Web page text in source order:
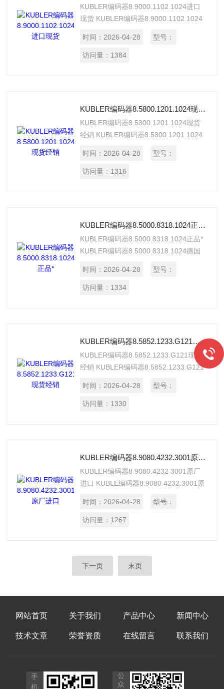
KUBLER编码器8.9000.1102.1024进口
现货 KUBLER编码器8.9000.1102.1024
品，有原厂出库单，提供报关单。
时间： 2026-04-28 型号：
访问量： 1384
KUBLER编码器8.5800.1201.1024现货经销
KUBLER编码器8.5800.1201.1024现货
经销 KUBLER编码器8.5800.1201.1024
价格好，有原厂出库单。
时间： 2026-04-28 型号：
访问量： 1316
KUBLER编码器8.5000.8318.1024正品*
KUBLER编码器8.5000.8318.1024正品*
KUBLER编码器8.5000.8318.1024德国
验单，价格好，质量高，欢迎采购。
时间： 2026-04-28 型号：
访问量： 1334
KUBLER编码器8.5852.1233.G121现货经销
KUBLER编码器8.5852.1233.G121现货
经销 KUBLER编码器8.5852.1233.G121
货经销，有原厂出库单，价格实惠，提供
报关单。
时间： 2026-04-28 型号：
访问量： 1330
KUBLER编码器8.9080.4232.3001原厂进口
KUBLER编码器8.9080.4232.3001原厂
进口 KUBLE编码器8.9080.4232.3001原
*处理，提供报关单，欢迎采购。
时间： 2026-04-28 型号：
访问量： 1267
下一页 末页
网站首页 关于我们 产品中心 新闻中心
技术文章 荣誉资质 在线留言 联系我们
手
机
公
众